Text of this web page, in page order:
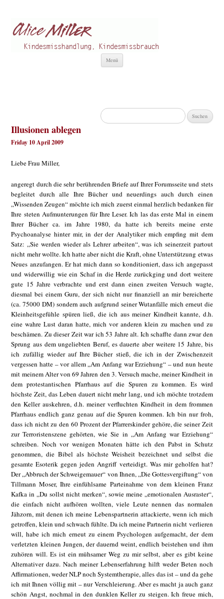
Menü
Suchen
nach:
Illusionen ablegen
Friday 10 April 2009
Liebe Frau Miller,
angeregt durch die sehr berührenden Briefe auf Ihrer Forumsseite und stets
begleitet durch alle Ihre Bücher und neuerdings auch durch einen
„Wissenden Zeugen“ möchte ich mich zuerst einmal herzlich bedanken für
Ihre steten Aufmunterungen für Ihre Leser. Ich las das erste Mal in einem
Ihrer Bücher ca. im Jahre 1980, da hatte ich bereits meine erste
Psychoanalyse hinter mir, in der der Analytiker mich empfing mit dem
Satz: „Sie werden wieder als Lehrer arbeiten“, was ich seinerzeit partout
nicht mehr wollte. Ich hatte aber nicht die Kraft, ohne Unterstützung etwas
Neues anzufangen. Er hat mich dann so konditioniert, dass ich angepasst
und widerwillig wie ein Schaf in die Herde zurückging und dort weitere
gute 15 Jahre verbrachte und erst dann einen zweiten Versuch wagte,
diesmal bei einem Guru, der sich nicht nur finanziell an mir bereicherte
(ca. 75000 DM) sondern auch aufgrund seiner Wutanfälle mich erneut die
Kleinheitsgefühle spüren ließ, die ich aus meiner Kindheit kannte, d.h.
eine wahre Lust daran hatte, mich vor anderen klein zu machen und zu
beschämen. Zu dieser Zeit war ich 53 Jahre alt. Ich schaffte dann zwar den
Sprung aus dem ungeliebten Beruf, es dauerte aber weitere 15 Jahre, bis
ich zufällig wieder auf Ihre Bücher stieß, die ich in der Zwischenzeit
vergessen hatte – vor allem „Am Anfang war Erziehung“ – und nun heute
mit meinem Alter von 69 Jahren den 3. Versuch mache, meiner Kindheit in
dem protestantischen Pfarrhaus auf die Spuren zu kommen. Es wird
höchste Zeit, das Leben dauert nicht mehr lang, und ich möchte trotzdem
den Keller auskehren, d.h. meiner verfluchten Kindheit in dem frommen
Pfarrhaus endlich ganz genau auf die Spuren kommen. Ich bin nur froh,
dass ich nicht zu den 60 Prozent der Pfarrerskinder gehöre, die seiner Zeit
zur Terroristenszene gehörten, wie Sie in „Am Anfang war Erziehung“
schreiben. Noch vor wenigen Monaten hätte ich den Pabst in Schutz
genommen, die Bibel als höchste Weisheit bezeichnet und selbst die
gesamte Esoterik gegen jeden Angriff verteidigt. Was mir geholfen hat?
Der „Abbruch der Schweigemauer“ von Ihnen, „Die Gottesvergiftung“ von
Tillmann Moser, Ihre einfühlsame Parteinahme von dem kleinen Franz
Kafka in „Du sollst nicht merken“, sowie meine „emotionalen Ausraster“,
die einfach nicht aufhören wollten, viele Leute nennen das normalen
Jähzorn, mit denen ich meine Lebenspartnerin attackierte, wenn ich mich
getroffen, klein und schwach fühlte. Da ich meine Partnerin nicht verlieren
will, habe ich mich erneut zu einem Psychologen aufgemacht, der dem
verletzten kleinen Jungen, der dauernd weint, endlich beistehen und ihm
zuhören will. Es ist ein mühsamer Weg zu mir selbst, aber es gibt keine
Alternativer dazu. Nach meiner Lebenserfahrung hilft weder Beten noch
Affirmationen, weder NLP noch Systemtherapie, alles das ist – und da gehe
ich mit Ihnen völlig mit – nur Verschleierung. Aber es macht ja auch ganz
schön Angst, nochmal in den dunklen Keller zu steigen. Ich freue mich,